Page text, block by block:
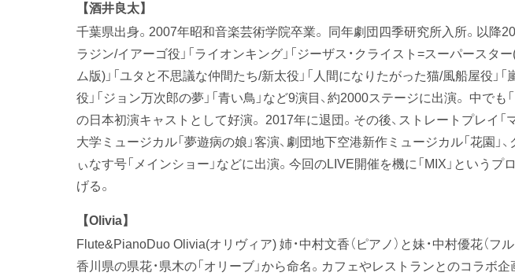
【酒井良太】
千葉県出身。2007年昭和音楽芸術学院卒業。 同年劇団四季研究所入所。以降
ラジン/イアーゴ役」「ライオンキング」「ジーザス・クライスト=スーパースタ
ム版)」「ユタと不思議な仲間たち/新太役」「人間になりたがった猫/風船屋役」
役」「ジョン万次郎の夢」「青い鳥」など9演目、約2000ステージに出演。 中でも
の日本初演キャストとして好演。 2017年に退団。その後、ストレートプレイ「
大学ミュージカル「夢遊病の娘」客演、劇団地下空港新作ミュージカル「花園」
ぃなす号「メインショー」などに出演。今回のLIVE開催を機に「MIX」という
げる。
【Olivia】
Flute&PianoDuo Olivia(オリヴィア) 姉・中村文香（ピアノ）と妹・中村優花（フ
香川県の県花・県木の「オリーブ」から命名。カフェやレストランとのコラボ